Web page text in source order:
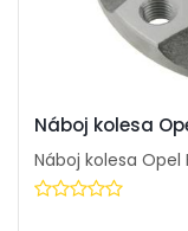
Náboj kolesa
Náboj kolesa Opel